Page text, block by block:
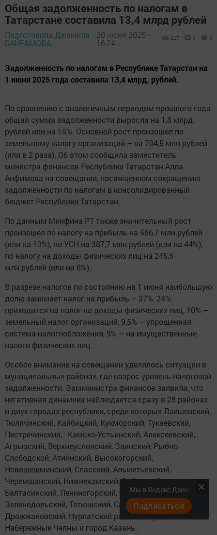
Общая задолженность по налогам в
Татарстане составила 13,4 млрд рублей
Подготовила Джамиля
БАЙРАМОВА,
20 июня 2025 -
16:24
227 0 0
Задолженность по налогам в Республике Татарстан на
1 июня 2025 года составила 13,4 млрд. рублей.
По сравнению с аналогичным периодом прошлого года
общая сумма задолженности выросла на 1,8 млрд.
рублей или на 15%. Основной рост произошел по
земельному налогу организаций – на 704,5 млн.рублей
(или в 2 раза). Об этом сообщила заместитель
министра финансов Республики Татарстан Алла
Анфимова на совещании, посвященном сокращению
задолженности по налогам в консолидированный
бюджет Республики Татарстан.
По данным Минфина РТ также значительный рост
произошел по налогу на прибыль на 566,7 млн.рублей
(или на 13%), по УСН на 387,7 млн.рублей (или на 44%),
по налогу на доходы физических лиц на 245,5
млн.рублей (или на 8%).
В разрезе налогов по состоянию на 1 июня наибольшую
долю занимает налог на прибыль – 37%, 24%
приходится на налог на доходы физических лиц, 10% –
земельный налог организаций, 9,5% – упрощенная
система налогообложения, 9% – на имущественные
налоги физических лиц.
Особое внимание на совещании уделялось ситуации в
муниципальных районах, где возрос уровень налоговой
задолженности. Замминистра финансов заявила, что
негативная динамика наблюдается сразу в 28 районах
и двух городах республики, среди которых Лаишевский,
Тюлячинский, Кайбицкий, Кукморский, Тукаевский,
Пестречинский, Камско-Устьинский, Алексеевский,
Агрызский, Верхнеуслонский, Заинский, Рыбно-
Слободской, Атнинский, Высокогорский,
Новошешминский, Спасский, Альметьевский,
Черемшанский, Нижнекамский, Сабинский,
Балтасинский, Лениногорский, Мензелинский,
Зеленодольский, Тетюшский, Сармановский,
Дрожжановский, Нурлатский районы, город
Набережные Челны и город Казань.
Мы в Яндекс Дзен
Подписаться